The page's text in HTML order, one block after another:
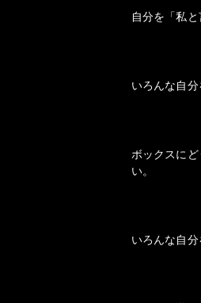
自分を「私
いろんな自
ボックスに
い。
いろんな自